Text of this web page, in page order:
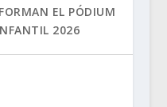
EL PÓDIUM
2026